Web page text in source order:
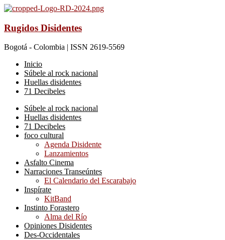
Rugidos Disidentes
Bogotá - Colombia | ISSN 2619-5569
Inicio
Súbele al rock nacional
Huellas disidentes
71 Decibeles
Súbele al rock nacional
Huellas disidentes
71 Decibeles
foco cultural
Agenda Disidente
Lanzamientos
Asfalto Cinema
Narraciones Transeúntes
El Calendario del Escarabajo
Inspírate
KitBand
Instinto Forastero
Alma del Río
Opiniones Disidentes
Des-Occidentales